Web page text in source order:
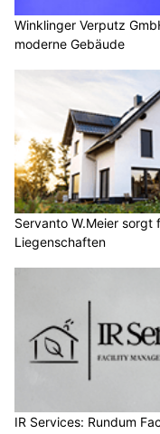
Winklinger Verputz
moderne Gebäude
Servanto W.Meier
Liegenschaften
IR Services: Rundum